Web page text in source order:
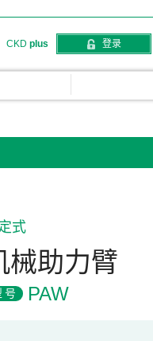
CKD plus 登录
式
械助力臂
号 PAW